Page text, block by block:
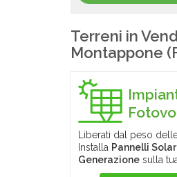
Terreni in
Montappone
Liberati dal peso
Installa Pannelli
Generazione sulla